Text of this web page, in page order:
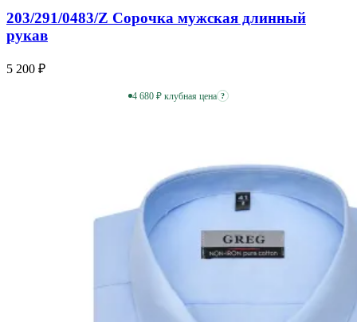
203/291/0483/Z Сорочка мужская длинный
рукав
5 200 ₽
4 680 ₽ клубная цена ?